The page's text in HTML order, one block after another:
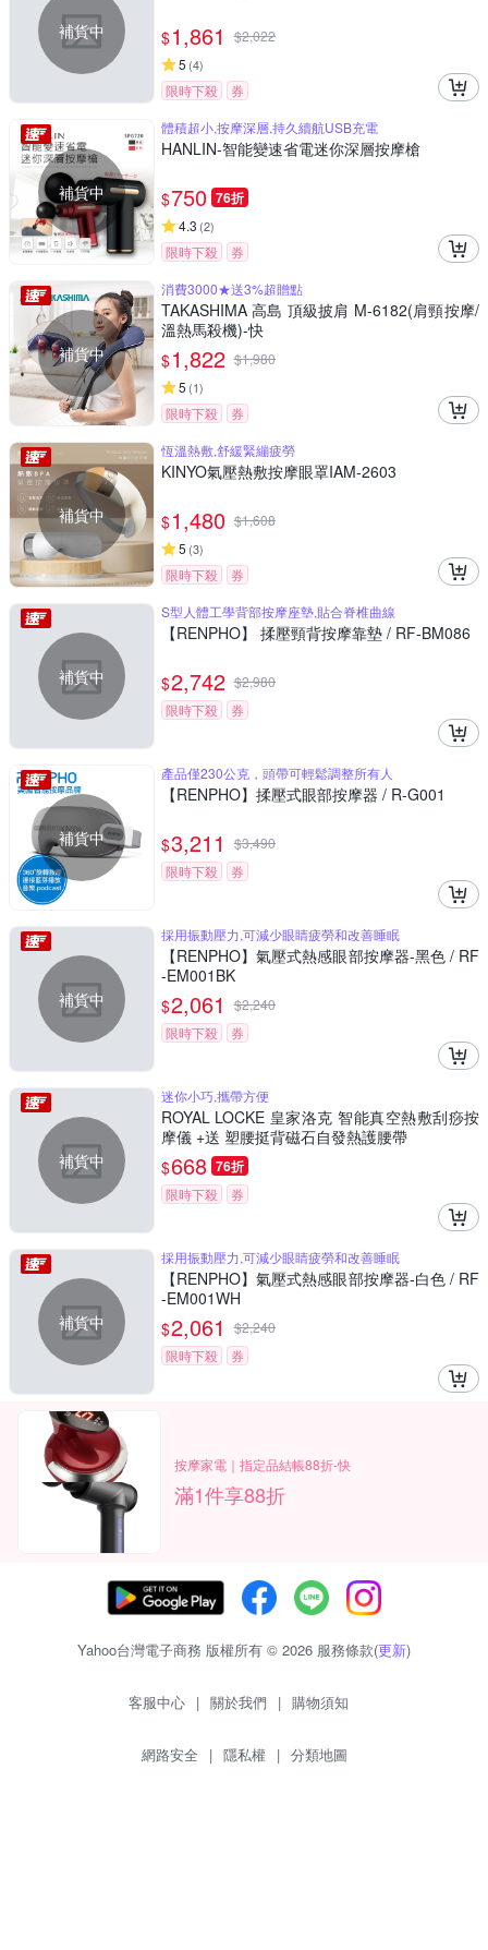
補貨中 $1,861 $2,022
5 (4)
限時下殺 券
補貨中
體積超小,按摩深層,持久續航USB充電
HANLIN-智能變速省電迷你深層按摩槍
$750 76折
4.3 (2)
限時下殺 券
補貨中
消費3000★送3%超贈點
TAKASHIMA 高島 頂級披肩 M-6182(肩頸按摩/
溫熱馬殺機)-快
$1,822 $1,980
5 (1)
限時下殺 券
補貨中
恆溫熱敷,舒緩緊繃疲勞
KINYO氣壓熱敷按摩眼罩IAM-2603
$1,480 $1,608
5 (3)
限時下殺 券
補貨中
S型人體工學背部按摩座墊,貼合脊椎曲線
【RENPHO】 揉壓頸背按摩靠墊 / RF-BM086
$2,742 $2,980
限時下殺
券
補貨中
產品僅230公克，頭帶可輕鬆調整所有人
【RENPHO】揉壓式眼部按摩器 / R-G001
$3,211 $3,490
限時下殺
券
補貨中
採用振動壓力,可減少眼睛疲勞和改善睡眠
【RENPHO】氣壓式熱感眼部按摩器-黑色 / RF
-EM001BK
$2,061 $2,240
限時下殺
券
補貨中
迷你小巧,攜帶方便
ROYAL LOCKE 皇家洛克 智能真空熱敷刮痧按
摩儀 +送 塑腰挺背磁石自發熱護腰帶
$668 76折
限時下殺 券
補貨中
採用振動壓力,可減少眼睛疲勞和改善睡眠
【RENPHO】氣壓式熱感眼部按摩器-白色 / RF
-EM001WH
$2,061 $2,240
限時下殺
券
按摩家電｜指定品結帳88折-快
滿1件享88折
Yahoo台灣電子商務 版權所有 © 2026 服務條款(更新)
客服中心 | 關於我們 | 購物須知
網路安全 | 隱私權 | 分類地圖